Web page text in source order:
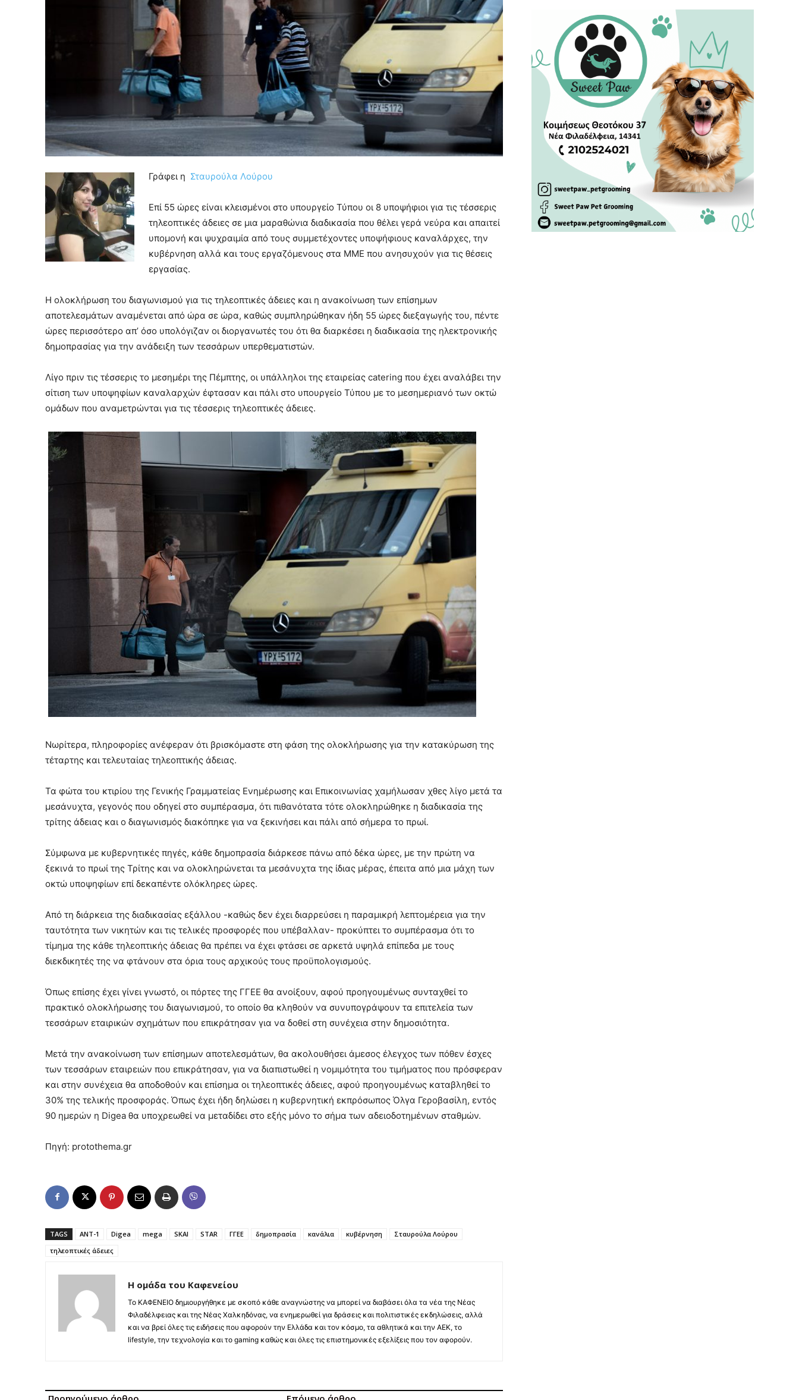
Γράφει η Σταυρούλα Λούρου
Επί 55 ώρες είναι κλεισμένοι στο υπουργείο Τύπου οι 8 υποψήφιοι για τις τέσσερις
τηλεοπτικές άδειες σε μια μαραθώνια διαδικασία που θέλει γερά νεύρα και απαιτεί
υπομονή και ψυχραιμία από τους συμμετέχοντες υποψήφιους καναλάρχες, την
κυβέρνηση αλλά και τους εργαζόμενους στα ΜΜΕ που ανησυχούν για τις θέσεις
εργασίας.
Η ολοκλήρωση του διαγωνισμού για τις τηλεοπτικές άδειες και η ανακοίνωση των επίσημων
αποτελεσμάτων αναμένεται από ώρα σε ώρα, καθώς συμπληρώθηκαν ήδη 55 ώρες διεξαγωγής του, πέντε
ώρες περισσότερο απ’ όσο υπολόγιζαν οι διοργανωτές του ότι θα διαρκέσει η διαδικασία της ηλεκτρονικής
δημοπρασίας για την ανάδειξη των τεσσάρων υπερθεματιστών.
Λίγο πριν τις τέσσερις το μεσημέρι της Πέμπτης, οι υπάλληλοι της εταιρείας catering που έχει αναλάβει την
σίτιση των υποψηφίων καναλαρχών έφτασαν και πάλι στο υπουργείο Τύπου με το μεσημεριανό των οκτώ
ομάδων που αναμετρώνται για τις τέσσερις τηλεοπτικές άδειες.
Νωρίτερα, πληροφορίες ανέφεραν ότι βρισκόμαστε στη φάση της ολοκλήρωσης για την κατακύρωση της
τέταρτης και τελευταίας τηλεοπτικής άδειας.
Τα φώτα του κτιρίου της Γενικής Γραμματείας Ενημέρωσης και Επικοινωνίας χαμήλωσαν χθες λίγο μετά τα
μεσάνυχτα, γεγονός που οδηγεί στο συμπέρασμα, ότι πιθανότατα τότε ολοκληρώθηκε η διαδικασία της
τρίτης άδειας και ο διαγωνισμός διακόπηκε για να ξεκινήσει και πάλι από σήμερα το πρωί.
Σύμφωνα με κυβερνητικές πηγές, κάθε δημοπρασία διάρκεσε πάνω από δέκα ώρες, με την πρώτη να
ξεκινά το πρωί της Τρίτης και να ολοκληρώνεται τα μεσάνυχτα της ίδιας μέρας, έπειτα από μια μάχη των
οκτώ υποψηφίων επί δεκαπέντε ολόκληρες ώρες.
Από τη διάρκεια της διαδικασίας εξάλλου -καθώς δεν έχει διαρρεύσει η παραμικρή λεπτομέρεια για την
ταυτότητα των νικητών και τις τελικές προσφορές που υπέβαλλαν- προκύπτει το συμπέρασμα ότι το
τίμημα της κάθε τηλεοπτικής άδειας θα πρέπει να έχει φτάσει σε αρκετά υψηλά επίπεδα με τους
διεκδικητές της να φτάνουν στα όρια τους αρχικούς τους προϋπολογισμούς.
Όπως επίσης έχει γίνει γνωστό, οι πόρτες της ΓΓΕΕ θα ανοίξουν, αφού προηγουμένως συνταχθεί το
πρακτικό ολοκλήρωσης του διαγωνισμού, το οποίο θα κληθούν να συνυπογράψουν τα επιτελεία των
τεσσάρων εταιρικών σχημάτων που επικράτησαν για να δοθεί στη συνέχεια στην δημοσιότητα.
Μετά την ανακοίνωση των επίσημων αποτελεσμάτων, θα ακολουθήσει άμεσος έλεγχος των πόθεν έσχες
των τεσσάρων εταιρειών που επικράτησαν, για να διαπιστωθεί η νομιμότητα του τιμήματος που πρόσφεραν
και στην συνέχεια θα αποδοθούν και επίσημα οι τηλεοπτικές άδειες, αφού προηγουμένως καταβληθεί το
30% της τελικής προσφοράς. Όπως έχει ήδη δηλώσει η κυβερνητική εκπρόσωπος Όλγα Γεροβασίλη, εντός
90 ημερών η Digea θα υποχρεωθεί να μεταδίδει στο εξής μόνο το σήμα των αδειοδοτημένων σταθμών.
Πηγή: protothema.gr
TAGS ANT-1 Digea mega SKAI STAR ΓΓΕΕ δημοπρασία κανάλια κυβέρνηση
Σταυρούλα Λούρου
τηλεοπτικές άδειες
Η ομάδα του Καφενείου
Το ΚΑΦΕΝΕΙΟ δημιουργήθηκε με σκοπό κάθε αναγνώστης να μπορεί να διαβάσει όλα τα νέα της Νέας
Φιλαδέλφειας και της Νέας Χαλκηδόνας, να ενημερωθεί για δράσεις και πολιτιστικές εκδηλώσεις, αλλά
και να βρεί όλες τις ειδήσεις που αφορούν την Ελλάδα και τον κόσμο, τα αθλητικά και την ΑΕΚ, το
lifestyle, την τεχνολογία και το gaming καθώς και όλες τις επιστημονικές εξελίξεις που τον αφορούν.